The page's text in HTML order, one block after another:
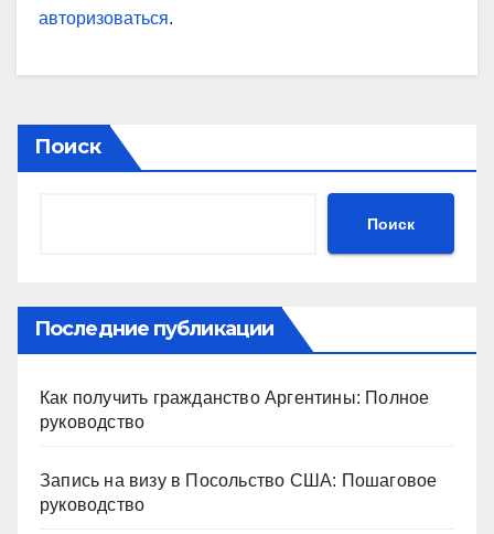
авторизоваться.
Поиск
Поиск
Последние публикации
Как получить гражданство Аргентины: Полное
руководство
Запись на визу в Посольство США: Пошаговое
руководство